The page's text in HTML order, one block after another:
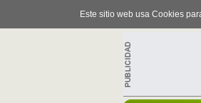
Este sitio web usa Cookies